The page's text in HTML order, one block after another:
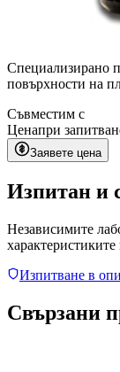
Специализирано
повърхности на
Съвместим с
Ценапри
Заявете цена
Изпитан и
Независимите
Изпитване в
Свързани